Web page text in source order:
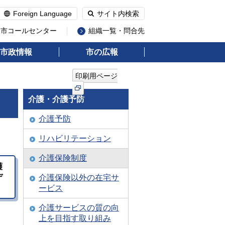
Foreign Language サイト内検索
コールセンター 組織一覧・問合先
市政情報 市の広報
印刷用ページ
介護・介護予防
介護予防
リハビリテーション
介護保険制度
介護保険以外の在宅サ
ービス
介護サービスの質の向
上を目指す取り組み